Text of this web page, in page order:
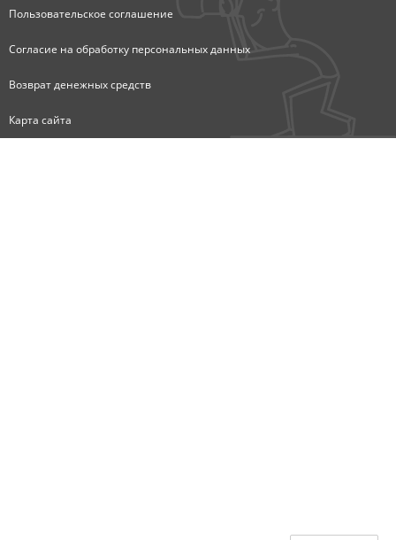
Пользовательское соглашение
Согласие на обработку персональных данных
Возврат денежных средств
Карта сайта